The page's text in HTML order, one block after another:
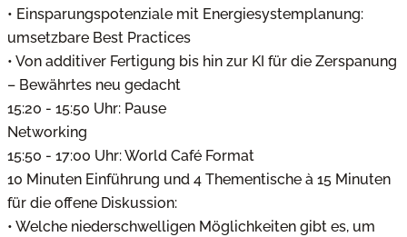
• Einsparungspotenziale mit Energiesystemplanung:
umsetzbare Best Practices
• Von additiver Fertigung bis hin zur KI für die Zerspanung
– Bewährtes neu gedacht
15:20 - 15:50 Uhr: Pause
Networking
15:50 - 17:00 Uhr: World Café Format
10 Minuten Einführung und 4 Thementische à 15 Minuten
für die offene Diskussion:
• Welche niederschwelligen Möglichkeiten gibt es, um